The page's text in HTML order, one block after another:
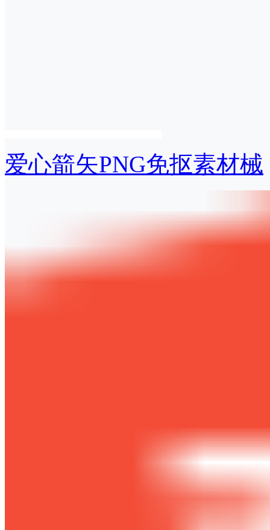
爱心箭矢PNG免抠素材械